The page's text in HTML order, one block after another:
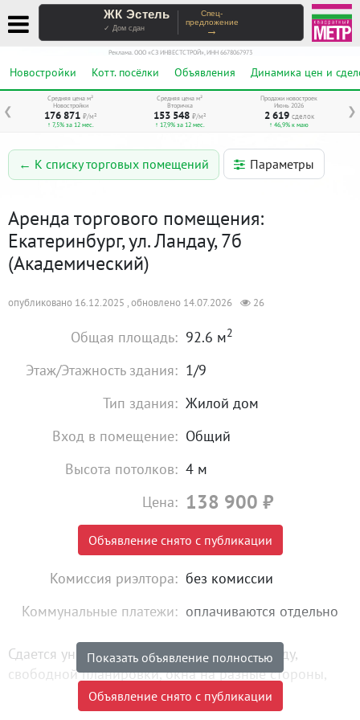
ЖК Эстель
✓ Дом сдан
Спец-
предложение
→
Реклама. ООО «СЗ ИНВЕСТСТРОЙ», ИНН 6678067973
Новостройки Котт. посёлки Объявления Динамика цен и
❮ ❯
Средняя цена м²
Новостройки
176 871 ₽/м²
↑ 7,5% за 12 мес.
Средняя цена м²
Вторичка
153 548 ₽/м²
↑ 17,9% за 12 мес.
Продажи новостроек
Июнь 2026
2 619 сделок
↑ 46,9% к маю
← К списку торговых помещений Параметры
Аренда торгового помещения:
Екатеринбург, ул. Ландау, 7б
(Академический)
опубликовано 16.12.2025 , обновлено 14.07.2026 26
Общая площадь: 92.6 м2
Этаж/Этажность здания: 1/9
Тип здания: Жилой дом
Вход в помещение: Общий
Высота потолков: 4 м
Цена: 138 900 ₽
Объявление снято с публикации
Комиссия риэлтора: без комиссии
Коммунальные платежи: оплачиваются отдельно
Сдается универсальное помещение в аренду,
свободной планировки, окна на разные стороны,
вход с центральной улицы, парковка вдоль дороги,
первая линия. Опытный и лояльный Арендодатель.
Показать объявление полностью
Объявление снято с публикации